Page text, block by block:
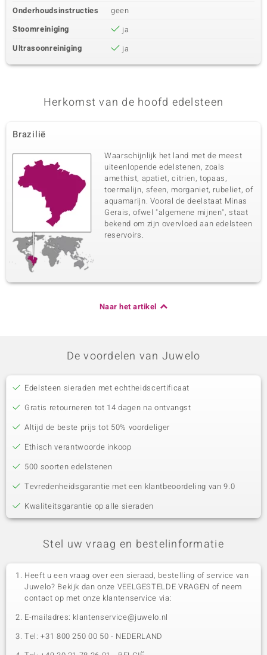
Onderhoudsinstructies
geen
Stoomreiniging
ja
Ultrasoonreiniging
ja
Herkomst van de hoofd edelsteen
Brazilië
Waarschijnlijk het land met de meest
uiteenlopende edelstenen, zoals
amethist, apatiet, citrien, topaas,
toermalijn, sfeen, morganiet, rubeliet, of
aquamarijn. Vooral de deelstaat Minas
Gerais, ofwel "algemene mijnen", staat
bekend om zijn overvloed aan edelsteen
reservoirs.
Naar het artikel
De voordelen van Juwelo
Edelsteen sieraden met echtheidscertificaat
Gratis retourneren tot 14 dagen na ontvangst
Altijd de beste prijs tot 50% voordeliger
Ethisch verantwoorde inkoop
500 soorten edelstenen
Tevredenheidsgarantie met een klantbeoordeling van 9.0
Kwaliteitsgarantie op alle sieraden
Stel uw vraag en bestelinformatie
Heeft u een vraag over een sieraad, bestelling of service van
Juwelo? Bekijk dan onze VEELGESTELDE VRAGEN of neem
contact op met onze klantenservice via:
E-mailadres: klantenservice@juwelo.nl
Tel: +31 800 250 00 50 - NEDERLAND